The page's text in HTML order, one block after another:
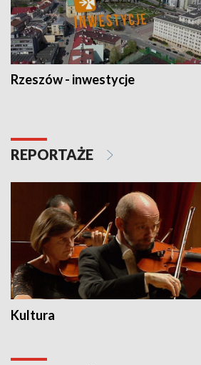
Rzeszów - inwestycje
REPORTAŻE
Kultura